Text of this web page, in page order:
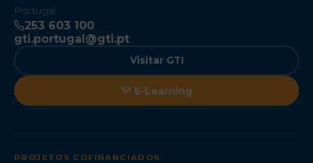
Portugal
253 603 100
gti.portugal@gti.pt
Visitar GTI
E-Learning
PROJETOS COFINANCIADOS